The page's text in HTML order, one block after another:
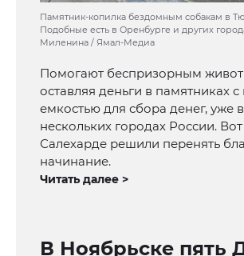
Памятник-копилка бездомным собакам в
Подобные есть в Оренбурге и других
Миленина / Ямал-Медиа
Помогают беспризорным
оставляя деньги в памятниках
емкостью для сбора денег, уже в
нескольких городах России.
Салехарде решили перенять
начинание.
Читать далее >
В Ноябрьске пять